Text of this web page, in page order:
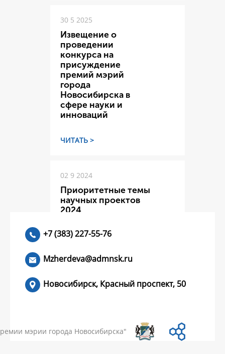
30 5 2025
Извещение о
проведении
конкурса на
присуждение
премий мэрий
города
Новосибирска в
сфере науки и
инноваций
ЧИТАТЬ >
02 9 2024
Приоритетные темы
научных проектов
2024
ЧИТАТЬ >
+7 (383) 227-55-76
Mzherdeva@admnsk.ru
Новосибирск, Красный проспект, 50
мэрии города Новосибирска"